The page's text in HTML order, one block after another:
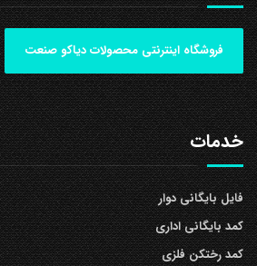
فروشگاه اینترنتی محصولات دیاکو صنعت
خدمات
فایل بایگانی دوار
کمد بایگانی اداری
کمد رختکن فلزی